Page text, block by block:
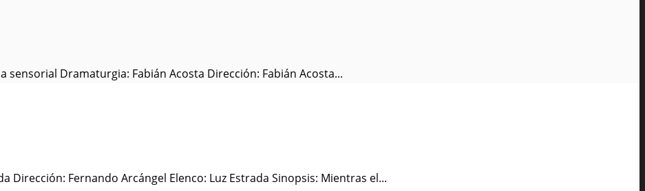
Dramaturgia: Fabián Acosta Dirección: Fabián Acosta...
Dirección: Fernando Arcángel Elenco: Luz Estrada Sinopsis: Mientras el...